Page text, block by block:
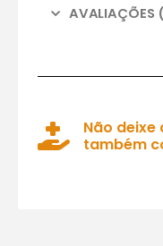
AVALIAÇÕES
Não deixe
também